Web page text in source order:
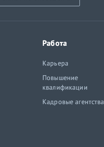
Работа
Карьера
Повышение
квалификации
Кадровые агентства